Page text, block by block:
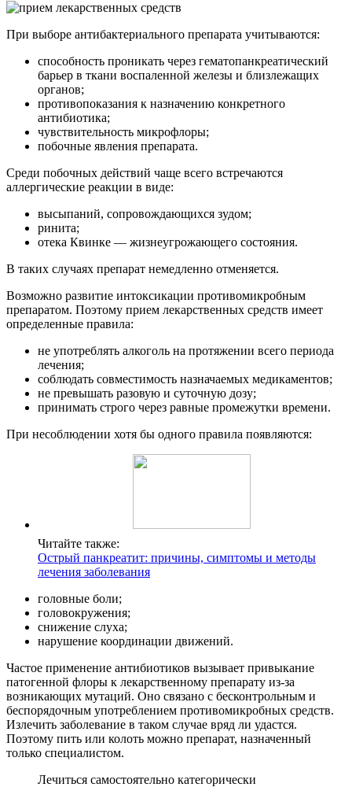
При выборе антибактериального препарата учитываются:
способность проникать через гематопанкреатический
барьер в ткани воспаленной железы и близлежащих
органов;
противопоказания к назначению конкретного
антибиотика;
чувствительность микрофлоры;
побочные явления препарата.
Среди побочных действий чаще всего встречаются
аллергические реакции в виде:
высыпаний, сопровождающихся зудом;
ринита;
отека Квинке — жизнеугрожающего состояния.
В таких случаях препарат немедленно отменяется.
Возможно развитие интоксикации противомикробным
препаратом. Поэтому прием лекарственных средств имеет
определенные правила:
не употреблять алкоголь на протяжении всего периода
лечения;
соблюдать совместимость назначаемых медикаментов;
не превышать разовую и суточную дозу;
принимать строго через равные промежутки времени.
При несоблюдении хотя бы одного правила появляются:
Читайте также:
Острый панкреатит: причины, симптомы и методы
лечения заболевания
головные боли;
головокружения;
снижение слуха;
нарушение координации движений.
Частое применение антибиотиков вызывает привыкание
патогенной флоры к лекарственному препарату из-за
возникающих мутаций. Оно связано с бесконтрольным и
беспорядочным употреблением противомикробных средств.
Излечить заболевание в таком случае вряд ли удастся.
Поэтому пить или колоть можно препарат, назначенный
только специалистом.
Лечиться самостоятельно категорически